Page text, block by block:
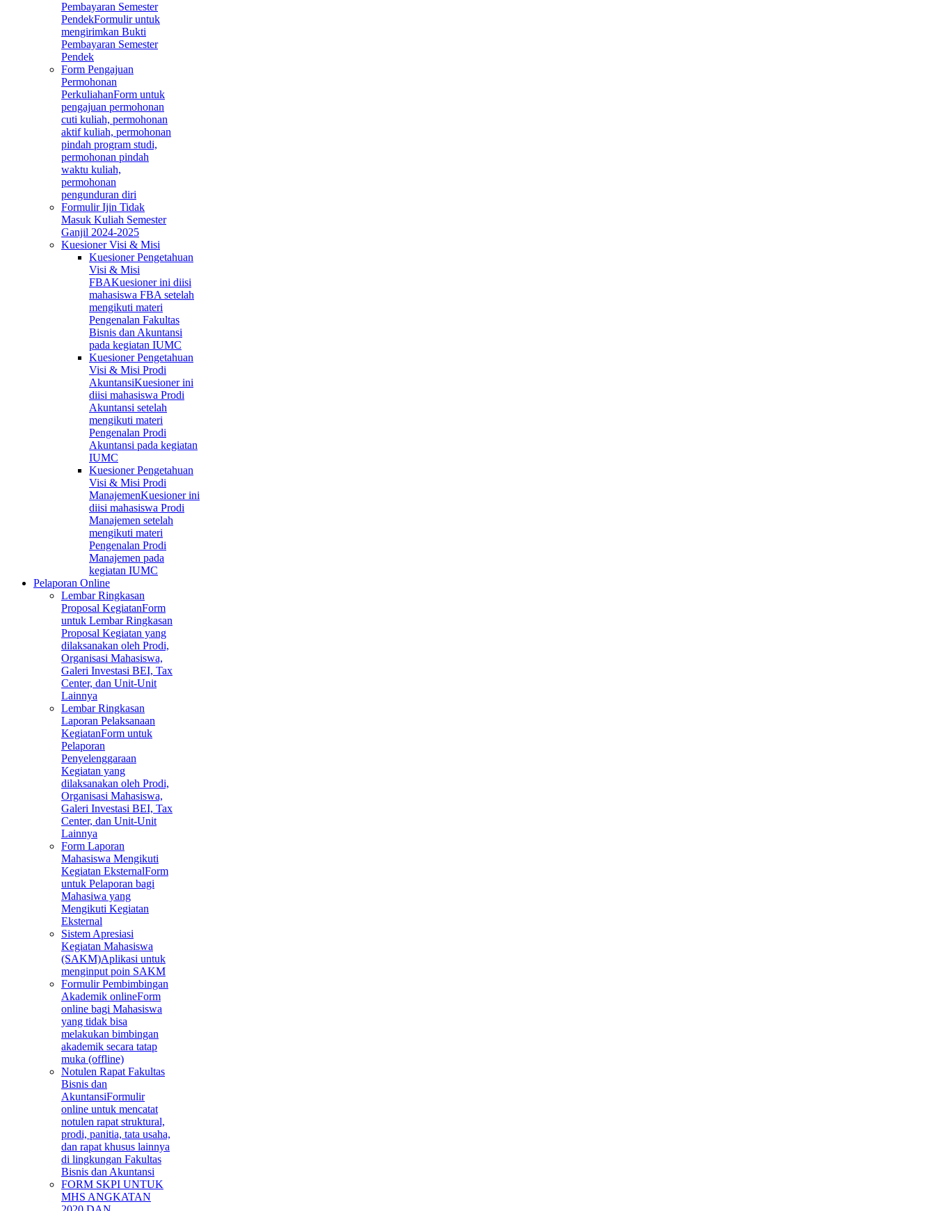
Pembayaran Semester
PendekFormulir untuk
mengirimkan Bukti
Pembayaran Semester
Pendek
Form Pengajuan
Permohonan
PerkuliahanForm untuk
pengajuan permohonan
cuti kuliah, permohonan
aktif kuliah, permohonan
pindah program studi,
permohonan pindah
waktu kuliah,
permohonan
pengunduran diri
Formulir Ijin Tidak
Masuk Kuliah Semester
Ganjil 2024-2025
Kuesioner Visi & Misi
Kuesioner Pengetahuan
Visi & Misi
FBAKuesioner ini diisi
mahasiswa FBA setelah
mengikuti materi
Pengenalan Fakultas
Bisnis dan Akuntansi
pada kegiatan IUMC
Kuesioner Pengetahuan
Visi & Misi Prodi
AkuntansiKuesioner ini
diisi mahasiswa Prodi
Akuntansi setelah
mengikuti materi
Pengenalan Prodi
Akuntansi pada kegiatan
IUMC
Kuesioner Pengetahuan
Visi & Misi Prodi
ManajemenKuesioner ini
diisi mahasiswa Prodi
Manajemen setelah
mengikuti materi
Pengenalan Prodi
Manajemen pada
kegiatan IUMC
Pelaporan Online
Lembar Ringkasan
Proposal KegiatanForm
untuk Lembar Ringkasan
Proposal Kegiatan yang
dilaksanakan oleh Prodi,
Organisasi Mahasiswa,
Galeri Investasi BEI, Tax
Center, dan Unit-Unit
Lainnya
Lembar Ringkasan
Laporan Pelaksanaan
KegiatanForm untuk
Pelaporan
Penyelenggaraan
Kegiatan yang
dilaksanakan oleh Prodi,
Organisasi Mahasiswa,
Galeri Investasi BEI, Tax
Center, dan Unit-Unit
Lainnya
Form Laporan
Mahasiswa Mengikuti
Kegiatan EksternalForm
untuk Pelaporan bagi
Mahasiwa yang
Mengikuti Kegiatan
Eksternal
Sistem Apresiasi
Kegiatan Mahasiswa
(SAKM)Aplikasi untuk
menginput poin SAKM
Formulir Pembimbingan
Akademik onlineForm
online bagi Mahasiswa
yang tidak bisa
melakukan bimbingan
akademik secara tatap
muka (offline)
Notulen Rapat Fakultas
Bisnis dan
AkuntansiFormulir
online untuk mencatat
notulen rapat struktural,
prodi, panitia, tata usaha,
dan rapat khusus lainnya
di lingkungan Fakultas
Bisnis dan Akuntansi
FORM SKPI UNTUK
MHS ANGKATAN